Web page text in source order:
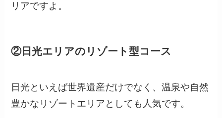
リアですよ。
②日光エリアのリゾート型コース
日光といえば世界遺産だけでなく、温泉や自然
豊かなリゾートエリアとしても人気です。